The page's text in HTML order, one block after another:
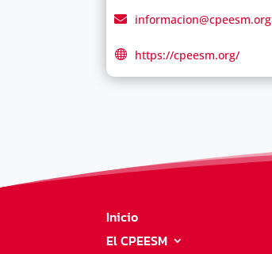
informacion@cpeesm.org
https://cpeesm.org/
Inicio
El CPEESM